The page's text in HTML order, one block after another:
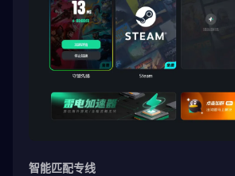
智能匹配专线